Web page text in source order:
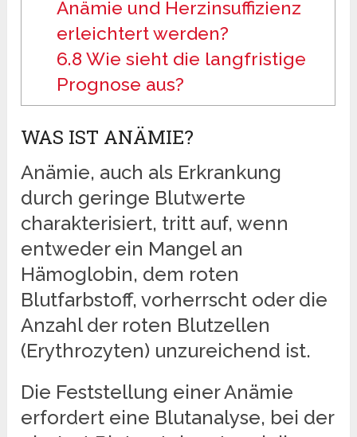
Anämie und Herzinsuffizienz
erleichtert werden?
6.8 Wie sieht die langfristige
Prognose aus?
WAS IST ANÄMIE?
Anämie, auch als Erkrankung
durch geringe Blutwerte
charakterisiert, tritt auf, wenn
entweder ein Mangel an
Hämoglobin, dem roten
Blutfarbstoff, vorherrscht oder die
Anzahl der roten Blutzellen
(Erythrozyten) unzureichend ist.
Die Feststellung einer Anämie
erfordert eine Blutanalyse, bei der